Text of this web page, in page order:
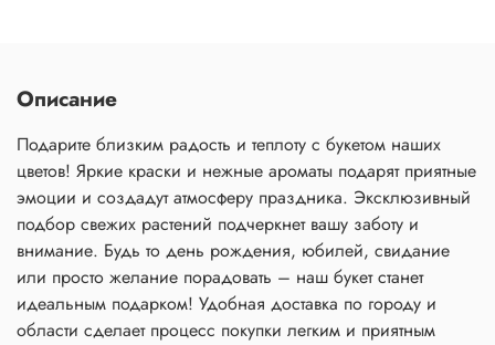
Описание
Подарите близким радость и теплоту с букетом наших
цветов! Яркие краски и нежные ароматы подарят приятные
эмоции и создадут атмосферу праздника. Эксклюзивный
подбор свежих растений подчеркнет вашу заботу и
внимание. Будь то день рождения, юбилей, свидание
или просто желание порадовать – наш букет станет
идеальным подарком! Удобная доставка по городу и
области сделает процесс покупки легким и приятным